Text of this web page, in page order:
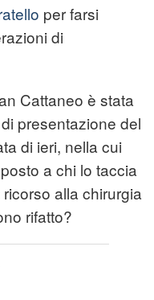
per farsi
di
Cattaneo è stata
presentazione del
di ieri, nella cui
a chi lo taccia
alla chirurgia
rifatto?